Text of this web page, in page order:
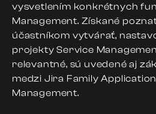
vysvetlením konkrétnych
Management. Získané
účastníkom vytvárať,
projekty Service
relevantné, sú uvedené aj
medzi Jira Family
Management.